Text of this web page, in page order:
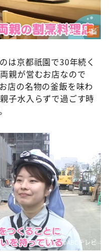
©ABCテレビ
は京都祇園で30年続く
親が営むお店なので
店の名物の釜飯を味わ
子水入らずで過ごす時
©ABCテレビ